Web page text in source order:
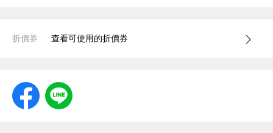
折價券 查看可使用的折價券